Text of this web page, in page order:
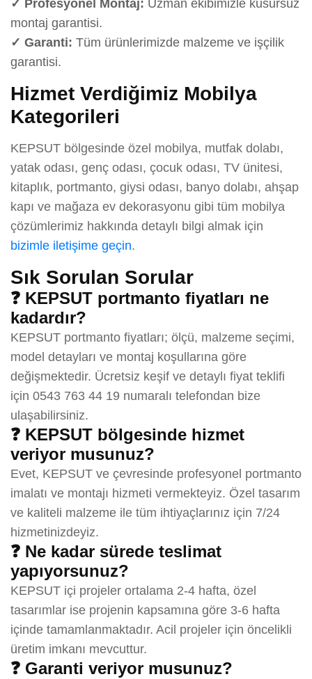
✓ Profesyonel Montaj: Uzman ekibimizle kusursuz
montaj garantisi.
✓ Garanti: Tüm ürünlerimizde malzeme ve işçilik
garantisi.
Hizmet Verdiğimiz Mobilya
Kategorileri
KEPSUT bölgesinde özel mobilya, mutfak dolabı,
yatak odası, genç odası, çocuk odası, TV ünitesi,
kitaplık, portmanto, giysi odası, banyo dolabı, ahşap
kapı ve mağaza ev dekorasyonu gibi tüm mobilya
çözümlerimiz hakkında detaylı bilgi almak için
bizimle iletişime geçin.
Sık Sorulan Sorular
❓ KEPSUT portmanto fiyatları ne
kadardır?
KEPSUT portmanto fiyatları; ölçü, malzeme seçimi,
model detayları ve montaj koşullarına göre
değişmektedir. Ücretsiz keşif ve detaylı fiyat teklifi
için 0543 763 44 19 numaralı telefondan bize
ulaşabilirsiniz.
❓ KEPSUT bölgesinde hizmet
veriyor musunuz?
Evet, KEPSUT ve çevresinde profesyonel portmanto
imalatı ve montajı hizmeti vermekteyiz. Özel tasarım
ve kaliteli malzeme ile tüm ihtiyaçlarınız için 7/24
hizmetinizdeyiz.
❓ Ne kadar sürede teslimat
yapıyorsunuz?
KEPSUT içi projeler ortalama 2-4 hafta, özel
tasarımlar ise projenin kapsamına göre 3-6 hafta
içinde tamamlanmaktadır. Acil projeler için öncelikli
üretim imkanı mevcuttur.
❓ Garanti veriyor musunuz?